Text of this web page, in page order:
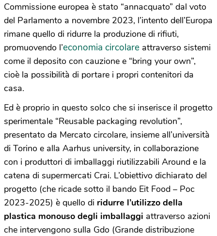
Commissione europea è stato “annacquato” dal voto
del Parlamento a novembre 2023, l’intento dell’Europa
rimane quello di ridurre la produzione di rifiuti,
promuovendo l’economia circolare attraverso sistemi
come il deposito con cauzione e “bring your own”,
cioè la possibilità di portare i propri contenitori da
casa.
Ed è proprio in questo solco che si inserisce il progetto
sperimentale “Reusable packaging revolution”,
presentato da Mercato circolare, insieme all’università
di Torino e alla Aarhus university, in collaborazione
con i produttori di imballaggi riutilizzabili Around e la
catena di supermercati Crai. L’obiettivo dichiarato del
progetto (che ricade sotto il bando Eit Food – Poc
2023-2025) è quello di ridurre l’utilizzo della
plastica monouso degli imballaggi attraverso azioni
che intervengono sulla Gdo (Grande distribuzione